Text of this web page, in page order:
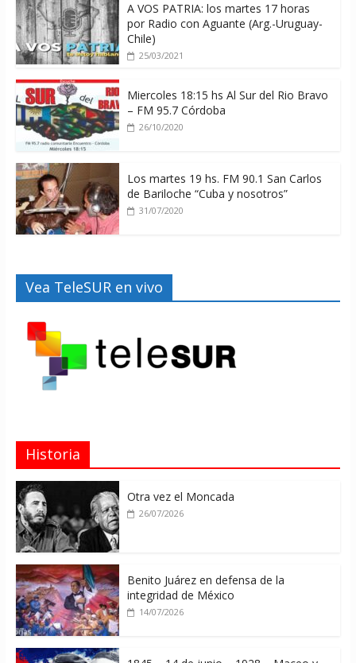
A VOS PATRIA: los martes 17 horas
por Radio con Aguante (Arg.-Uruguay-
Chile)
25/03/2021
Miercoles 18:15 hs Al Sur del Rio Bravo
– FM 95.7 Córdoba
26/10/2020
Los martes 19 hs. FM 90.1 San Carlos
de Bariloche “Cuba y nosotros”
31/07/2020
Vea TeleSUR en vivo
Historia
Otra vez el Moncada
26/07/2026
Benito Juárez en defensa de la
integridad de México
14/07/2026